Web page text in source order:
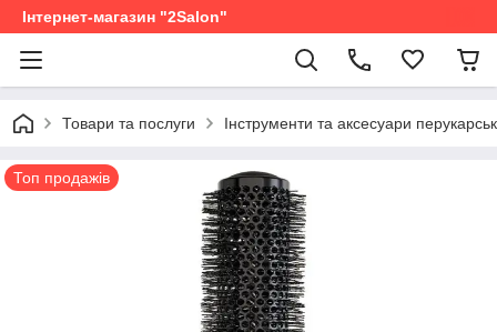
Інтернет-магазин "2Salon"
Товари та послуги Інструменти та аксесуари
Топ продажів